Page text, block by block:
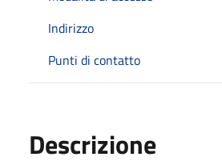
Indirizzo
Punti di contatto
Descrizione